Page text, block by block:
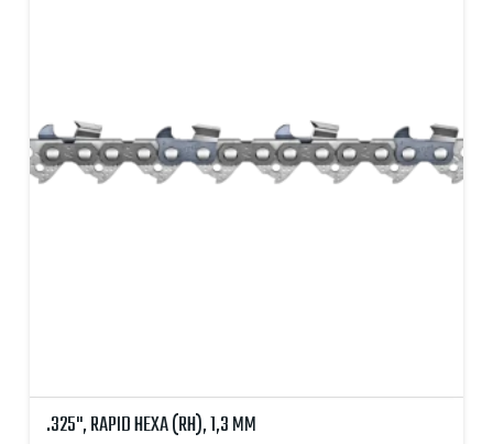
.325", RAPID HEXA (RH), 1,3 MM